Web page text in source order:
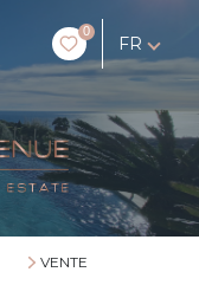
0
FR
VENTE